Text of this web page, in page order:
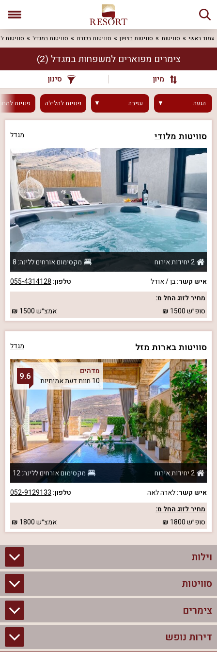
עמוד ראשי סוויטות סוויטות בצפון סוויטות בכנרת סוויטות במגדל סוויטות
צימרים מפוארים למשפחות במגדל (2)
מיון סינון
הגעה עזיבה פנויותלהלילה פנויות
סוויטות מלודי מגדל
2 יחידות אירוח
מקסימום אורחים ללינה: 8
איש קשר:בן / אודל טלפון: 055-4314128
מחיר לזוג החל מ:
סופ״ש1500 אמצ״ש1500
סוויטות בארות מזל מגדל
מדהים
10 חוות דעת אמיתיות
9.6
2 יחידות אירוח
מקסימום אורחים ללינה: 12
איש קשר:לארה לאה טלפון: 052-9129133
מחיר לזוג החל מ:
סופ״ש1800 אמצ״ש1800
וילות
וילות בצפון
וילות להשכרה
סוויטות
סוויטות בצפון
צימרים לזוגות עם בריכה פרטית
צימרים
צימרים בצפון
דירות נופש